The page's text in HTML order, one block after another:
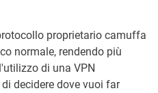
proprietario camuffa
normale, rendendo più
di una VPN
decidere dove vuoi far